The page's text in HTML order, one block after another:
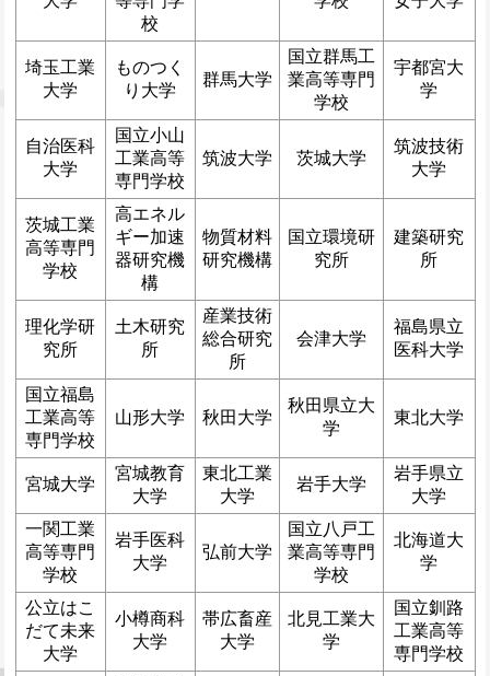
校
埼玉工業
大学
ものつく
り大学
群馬大学
国立群馬工
業高等専門
学校
宇都宮大
学
自治医科
大学
国立小山
工業高等
専門学校
筑波大学 茨城大学
筑波技術
大学
茨城工業
高等専門
学校
高エネル
ギー加速
器研究機
構
物質材料
研究機構
国立環境研
究所
建築研究
所
理化学研
究所
土木研究
所
産業技術
総合研究
所
会津大学
福島県立
医科大学
国立福島
工業高等
専門学校
山形大学 秋田大学
秋田県立大
学
東北大学
宮城大学
宮城教育
大学
東北工業
大学
岩手大学
岩手県立
大学
一関工業
高等専門
学校
岩手医科
大学
弘前大学
国立八戸工
業高等専門
学校
北海道大
学
公立はこ
だて未来
大学
小樽商科
大学
帯広畜産
大学
北見工業大
学
国立釧路
工業高等
専門学校